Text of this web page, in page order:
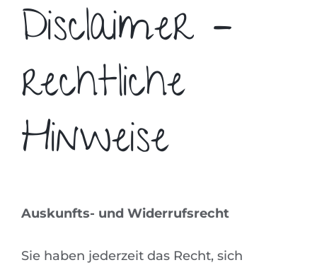
Disclaimer –
rechtliche
Hinweise
Auskunfts- und Widerrufsrecht
Sie haben jederzeit das Recht, sich